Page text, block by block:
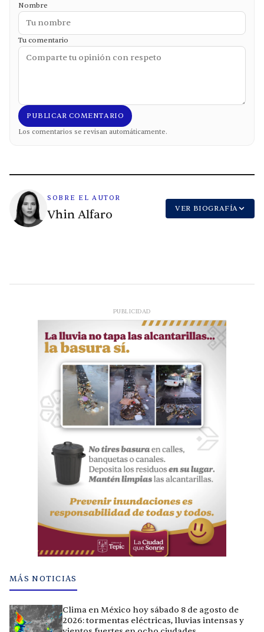
Nombre
Tu comentario
PUBLICAR COMENTARIO
Los comentarios se revisan automáticamente.
SOBRE EL AUTOR
Vhin Alfaro VER BIOGRAFÍA
PUBLICIDAD
MÁS NOTICIAS
Clima en México hoy sábado 8 de agosto de
2026: tormentas eléctricas, lluvias intensas y